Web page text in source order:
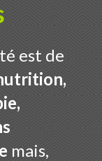
est de
mais,